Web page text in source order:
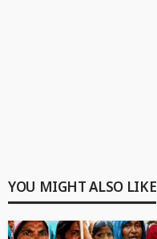
YOU MIGHT ALSO LIKE